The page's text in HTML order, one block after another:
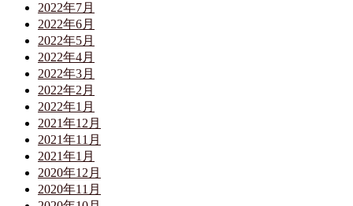
2022年7月
2022年6月
2022年5月
2022年4月
2022年3月
2022年2月
2022年1月
2021年12月
2021年11月
2021年1月
2020年12月
2020年11月